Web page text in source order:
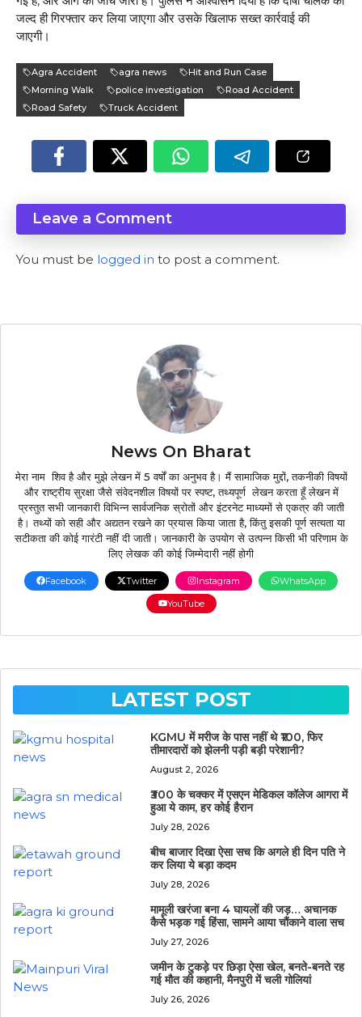
जल्द ही गिरफ्तार कर लिया जाएगा और उसके खिलाफ सख्त कार्रवाई की
जाएगी।
Agra Accident agra news
Hit and Run Case
Morning Walk
police investigation
Road Accident
Road Safety
Truck Accident
Leave a Comment
You must be logged in to post a comment.
News On Bharat
मेरा नाम शिव है और मुझे लेखन में 5 वर्षों का अनुभव है। मैं सामाजिक मुद्दों, तकनीकी विषयों
और राष्ट्रीय सुरक्षा जैसे संवेदनशील विषयों पर स्पष्ट, तथ्यपूर्ण लेखन करता हूँ लेखन में
प्रस्तुत सभी जानकारी विभिन्न सार्वजनिक स्रोतों और इंटरनेट माध्यमों से एकत्र की जाती
है। तथ्यों को सही और अद्यतन रखने का प्रयास किया जाता है, किंतु इसकी पूर्ण सत्यता या
सटीकता की कोई गारंटी नहीं दी जाती। जानकारी के उपयोग से उत्पन्न किसी भी परिणाम के
लिए लेखक की कोई जिम्मेदारी नहीं होगी
Facebook Twitter Instagram
WhatsApp
YouTube
LATEST POST
KGMU में मरीज के पास नहीं थे ₹100, फिर
तीमारदारों को झेलनी पड़ी बड़ी परेशानी?
August 2, 2026
₹300 के चक्कर में एसएन मेडिकल कॉलेज आगरा में
हुआ ये काम, हर कोई हैरान
July 28, 2026
बीच बाजार दिखा ऐसा सच कि अगले ही दिन पति ने
कर लिया ये बड़ा कदम
July 28, 2026
मामूली खरंजा बना 4 घायलों की जड़… अचानक
कैसे भड़क गई हिंसा, सामने आया चौंकाने वाला सच
July 27, 2026
जमीन के टुकड़े पर छिड़ा ऐसा खेल, बनते-बनते रह
गई मौत की कहानी, मैनपुरी में चली गोलियां
July 26, 2026